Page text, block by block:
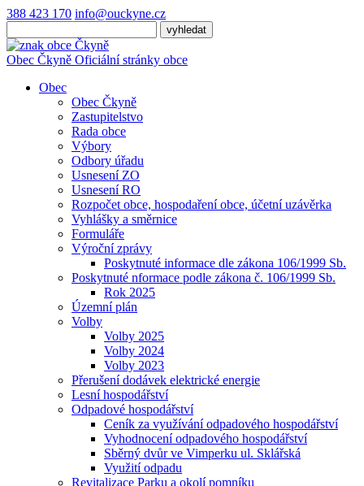
388 423 170 info@ouckyne.cz
Obec Čkyně Oficiální stránky obce
Obec
Obec Čkyně
Zastupitelstvo
Rada obce
Výbory
Odbory úřadu
Usnesení ZO
Usnesení RO
Rozpočet obce, hospodaření obce, účetní uzávěrka
Vyhlášky a směrnice
Formuláře
Výroční zprávy
Poskytnuté informace dle zákona 106/1999 Sb.
Poskytnuté nformace podle zákona č. 106/1999 Sb.
Rok 2025
Územní plán
Volby
Volby 2025
Volby 2024
Volby 2023
Přerušení dodávek elektrické energie
Lesní hospodářství
Odpadové hospodářství
Ceník za využívání odpadového hospodářství
Vyhodnocení odpadového hospodářství
Sběrný dvůr ve Vimperku ul. Sklářská
Využití odpadu
Revitalizace Parku a okolí pomníku